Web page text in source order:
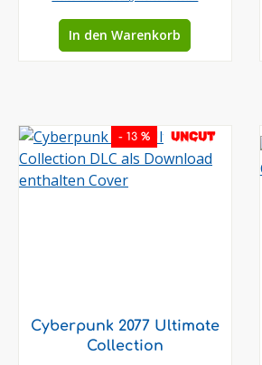
In den Warenkorb
- 13 % UNCUT
Cyberpunk 2077 Ultimate
Collection